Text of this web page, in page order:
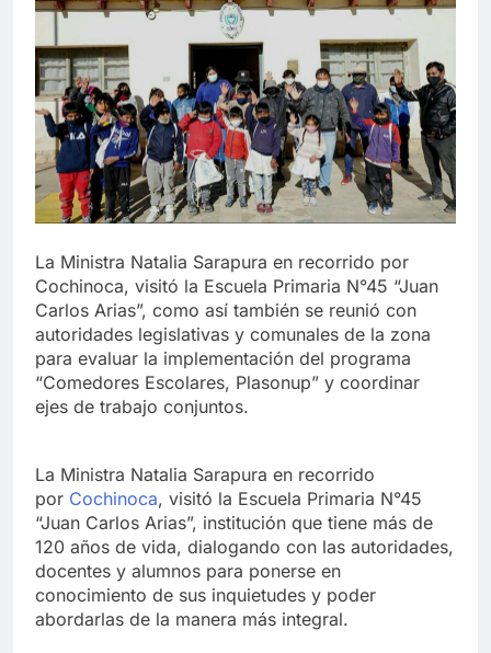
La Ministra Natalia Sarapura en recorrido por
Cochinoca, visitó la Escuela Primaria N°45 “Juan
Carlos Arias”, como así también se reunió con
autoridades legislativas y comunales de la zona
para evaluar la implementación del programa
“Comedores Escolares, Plasonup” y coordinar
ejes de trabajo conjuntos.
La Ministra Natalia Sarapura en recorrido
por Cochinoca, visitó la Escuela Primaria N°45
“Juan Carlos Arias”, institución que tiene más de
120 años de vida, dialogando con las autoridades,
docentes y alumnos para ponerse en
conocimiento de sus inquietudes y poder
abordarlas de la manera más integral.